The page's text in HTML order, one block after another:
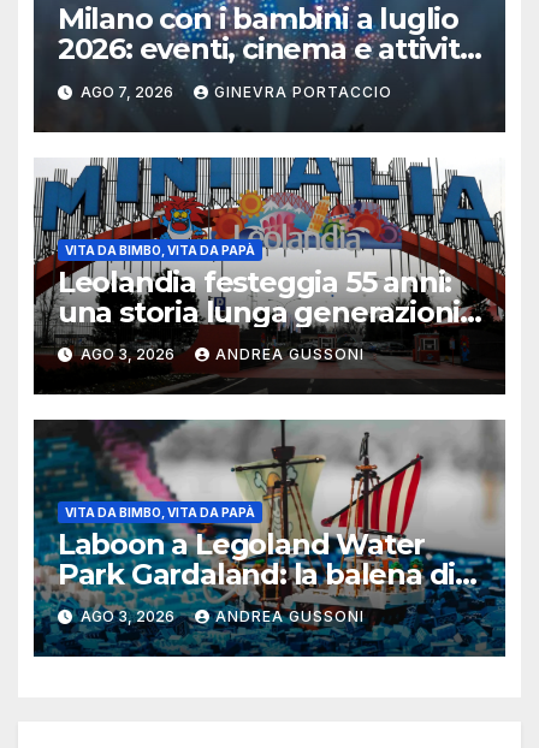
Milano con i bambini a luglio
2026: eventi, cinema e attività
per famiglie
AGO 7, 2026 GINEVRA PORTACCIO
VITA DA BIMBO, VITA DA PAPÀ
Leolandia festeggia 55 anni:
una storia lunga generazioni
tra ricordi, innovazione e
nuovi investimenti
AGO 3, 2026 ANDREA GUSSONI
VITA DA BIMBO, VITA DA PAPÀ
Laboon a Legoland Water
Park Gardaland: la balena di
One Piece arriva in formato
Lego
AGO 3, 2026 ANDREA GUSSONI